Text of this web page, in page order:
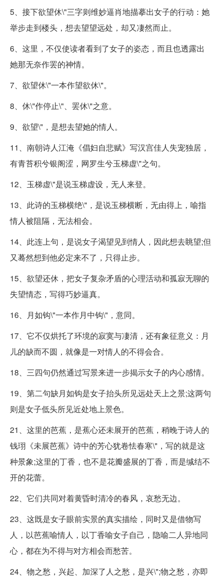
5、接下欲望休\"三字则维妙逼肖地描摹出女子的行动：她
举步走到楼头，想去望望远处，却又凄然而止。
6、这里，不仅使读者看到了女子的姿态，而且也透露出
她那无奈作罢的神情。
7、欲望休\"一本作望欲休\"。
8、休\"作停止\"、罢休\"之意。
9、欲望\"，是想去望她的情人。
11、南朝诗人江淹《倡妇自悲赋》写汉宫佳人失宠独居，
有青苔积兮银阁涩，网罗生兮玉梯虚\"之句。
12、玉梯虚\"是说玉梯虚设，无人来登。
13、此诗的玉梯横绝\"，是说玉梯横断，无由得上，喻指
情人被阻隔，无法相会。
14、此连上句，是说女子渴望见到情人，因此想去眺望;但
又蓦然想到他必定来不了，只得止步。
15、欲望还休，把女子复杂矛盾的心理活动和孤寂无聊的
失望情态，写得巧妙逼真。
16、月如钩\"一本作月中钩\"，意同。
17、它不仅烘托了环境的寂寞与凄清，还有象征意义：月
儿的缺而不圆，就像是一对情人的不得会合。
18、三四句仍然通过写景来进一步揭示女子的内心感情。
19、第二句缺月如钩是女子抬头所见远处天上之景;这两句
则是女子低头所见近处地上景色。
21、这里的芭蕉，是蕉心还未展开的芭蕉，稍晚于诗人的
钱珝《未展芭蕉》诗中的芳心犹卷怯春寒\"，写的就是这
种景象;这里的丁香，也不是花瓣盛展的丁香，而是缄结不
开的花蕾。
22、它们共同对着黄昏时清冷的春风，哀愁无边。
23、这既是女子眼前实景的真实描绘，同时又是借物写
人，以芭蕉喻情人，以丁香喻女子自己，隐喻二人异地同
心，都在为不得与对方相会而愁苦。
24、物之愁，兴起、加深了人之愁，是兴\";物之愁，亦即